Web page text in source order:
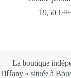
Le
19,50€Le
La boutique
Tiﬀany » située à